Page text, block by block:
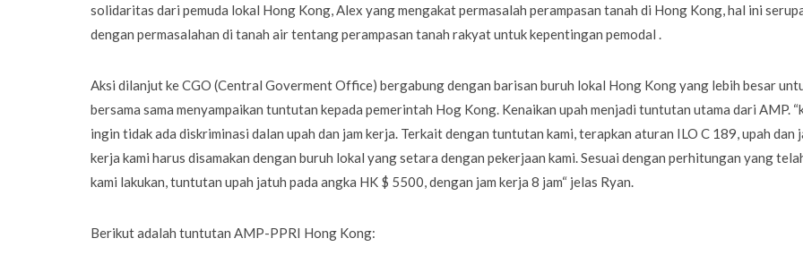
solidaritas dari pemuda lokal Hong Kong, Alex yang mengakat permasalah perampasan tanah di Hong Kong, hal ini
dengan permasalahan di tanah air tentang perampasan tanah rakyat untuk kepentingan pemodal .
Aksi dilanjut ke CGO (Central Goverment Office) bergabung dengan barisan buruh lokal Hong Kong yang lebih besar
bersama sama menyampaikan tuntutan kepada pemerintah Hog Kong. Kenaikan upah menjadi tuntutan utama dari AMP.
ingin tidak ada diskriminasi dalan upah dan jam kerja. Terkait dengan tuntutan kami, terapkan aturan ILO C 189, upah dan
kerja kami harus disamakan dengan buruh lokal yang setara dengan pekerjaan kami. Sesuai dengan perhitungan yang
kami lakukan, tuntutan upah jatuh pada angka HK $ 5500, dengan jam kerja 8 jam“ jelas Ryan.
Berikut adalah tuntutan AMP-PPRI Hong Kong: